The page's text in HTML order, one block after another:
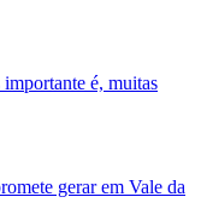
importante é, muitas
gerar em Vale da